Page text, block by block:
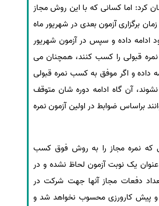
کرد: اما کسانی که با این روش مجاز
برگزاری آزمون بعدی در شهریور ماه
ادامه داده و سپس در آزمون شهریور
قبولی را کسب کنند، همچنان می
داده و اگر موفق به کسب نمره قبولی
آن گاه ادامه دوره شان متوقف
براساس ضوابط در اولین آزمون نمره
که نمره مجاز را به روش فوق کسب
عنوان یک نوبت آزمون لحاظ نشده و در
دفعات مجاز آنها جهت شرکت در
و پیش کارورزی محسوب نخواهد شد و